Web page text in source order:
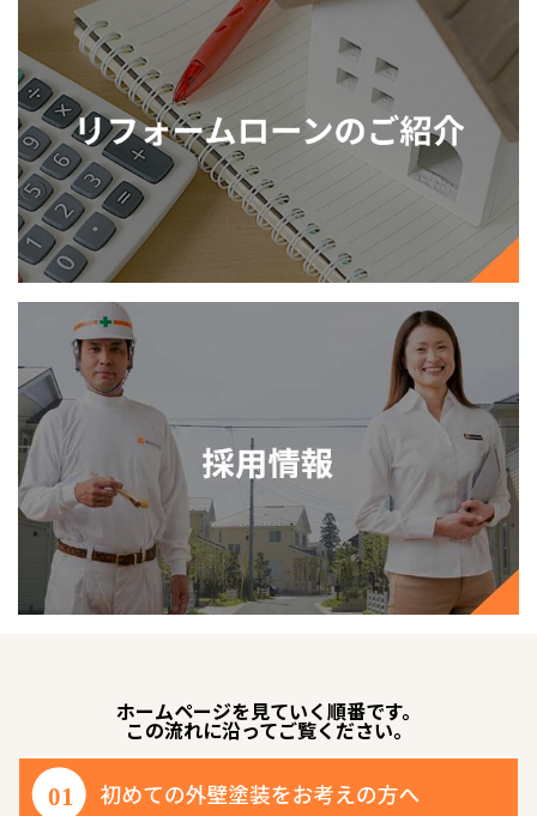
ホームページを見ていく順番です。
この流れに沿ってご覧ください。